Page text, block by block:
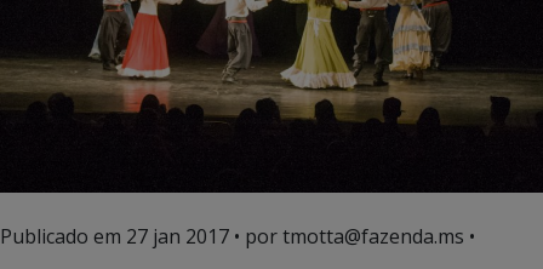
Publicado em 27 jan 2017 • por tmotta@fazenda.ms •